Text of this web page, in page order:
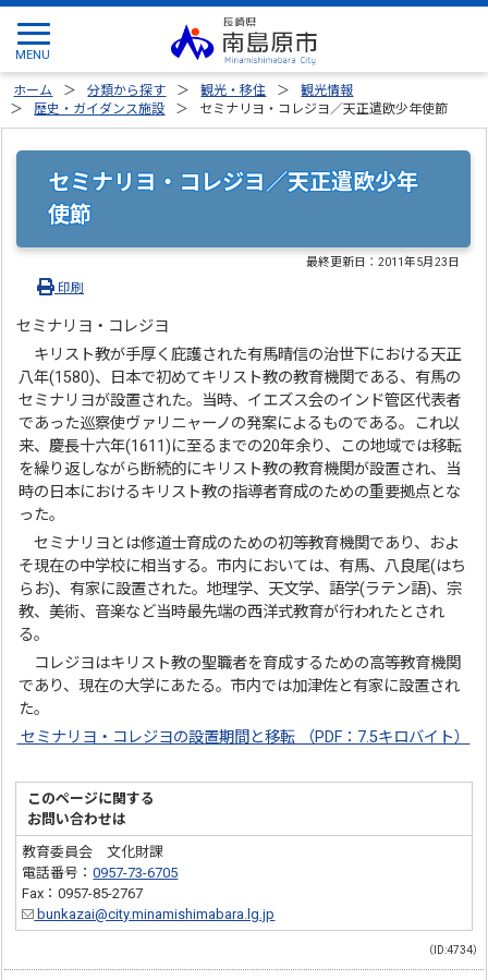
ホーム 分類から探す 観光・移住
観光情報
歴史・ガイダンス施設
セミナリヨ・コレジヨ／天正遣欧少年使節
セミナリヨ・コレジヨ／天正遣欧少年
使節
最終更新日：2011年5月23日
印刷
セミナリヨ・コレジヨ
キリスト教が手厚く庇護された有馬晴信の治世下における天正
八年(1580)、日本で初めてキリスト教の教育機関である、有馬の
セミナリヨが設置された。当時、イエズス会のインド管区代表者
であった巡察使ヴァリニャーノの発案によるものである。これ以
来、慶長十六年(1611)に至るまでの20年余り、この地域では移転
を繰り返しながら断続的にキリスト教の教育機関が設置され、当
時の日本におけるキリスト教の指導者育成のための重要拠点とな
った。
セミナリヨとは修道士育成のための初等教育機関であり、およ
そ現在の中学校に相当する。市内においては、有馬、八良尾(はち
らお)、有家に設置された。地理学、天文学、語学(ラテン語)、宗
教、美術、音楽など当時最先端の西洋式教育が行われたとされ
る。
コレジヨはキリスト教の聖職者を育成するための高等教育機関
であり、現在の大学にあたる。市内では加津佐と有家に設置され
た。
セミナリヨ・コレジヨの設置期間と移転 （PDF：7.5キロバイト）
このページに関する
お問い合わせは
教育委員会 文化財課
電話番号：0957-73-6705
Fax：0957-85-2767
bunkazai@city.minamishimabara.lg.jp
（ID:4734）